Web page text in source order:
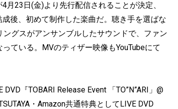
月23日(金)より先行配信されることが決定、
後、初めて制作した楽曲だ。聴き手を選ばな
グスがアンサンブルしたサウンドで、ファン
ている。MVのティザー映像もYouTubeにて
『TOBARI Release Event 「TO”N”ARI」@
・Amazon共通特典としてLIVE DVD